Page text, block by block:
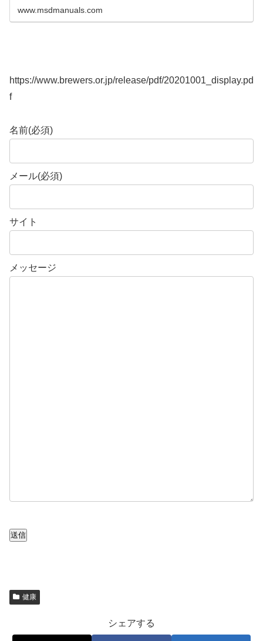
www.msdmanuals.com
https://www.brewers.or.jp/release/pdf/20201001_display.pd
f
名前(必須)
メール(必須)
サイト
メッセージ
送信
健康
シェアする